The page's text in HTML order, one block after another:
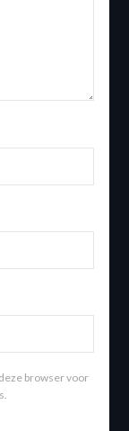
browser voor